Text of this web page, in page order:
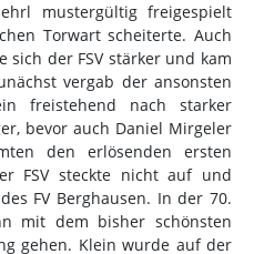
mustergültig freigespielt
Torwart scheiterte. Auch
sich der FSV stärker und kam
vergab der ansonsten
freistehend nach starker
bevor auch Daniel Mirgeler
den erlösenden ersten
FSV steckte nicht auf und
FV Berghausen. In der 70.
mit dem bisher schönsten
gehen. Klein wurde auf der